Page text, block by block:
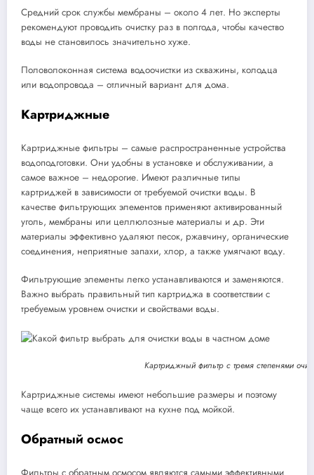
Средний срок службы мембраны – около 4 лет. Но эксперты
рекомендуют проводить очистку раз в полгода, чтобы качество
воды не становилось значительно хуже.
Половолоконная система водоочистки из скважины, колодца
или водопровода – отличный вариант для дома.
Картриджные
Картриджные фильтры – самые распространенные устройства
водоподготовки. Они удобны в установке и обслуживании, а
самое важное – недорогие. Имеют различные типы
картриджей в зависимости от требуемой очистки воды. В
качестве фильтрующих элементов применяют активированный
уголь, мембраны или целлюлозные материалы и др. Эти
материалы эффективно удаляют песок, ржавчину, органические
соединения, неприятные запахи, хлор, а также умягчают воду.
Фильтрующие элементы легко устанавливаются и заменяются.
Важно выбрать правильный тип картриджа в соответствии с
требуемым уровнем очистки и свойствами воды.
Картриджный фильтр с тремя степенями
Картриджные системы имеют небольшие размеры и поэтому
чаще всего их устанавливают на кухне под мойкой.
Обратный осмос